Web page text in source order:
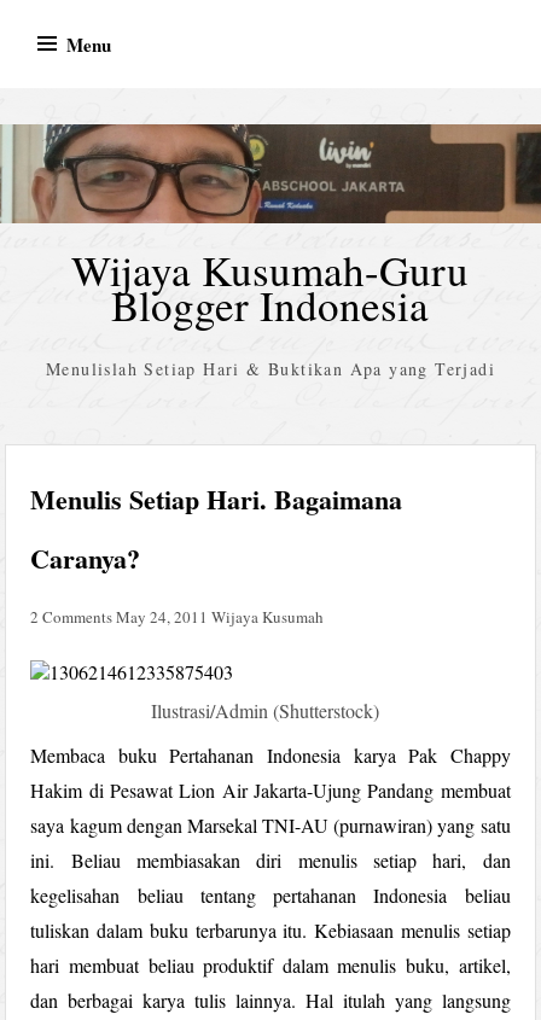
Menu
Wijaya Kusumah-Guru
Blogger Indonesia
Menulislah Setiap Hari & Buktikan Apa yang Terjadi
Menulis Setiap Hari. Bagaimana
Caranya?
2 CommentsMay 24, 2011 Wijaya Kusumah
Ilustrasi/Admin (Shutterstock)
Membaca buku Pertahanan Indonesia karya Pak Chappy
Hakim di Pesawat Lion Air Jakarta-Ujung Pandang membuat
saya kagum dengan Marsekal TNI-AU (purnawiran) yang satu
ini. Beliau membiasakan diri menulis setiap hari, dan
kegelisahan beliau tentang pertahanan Indonesia beliau
tuliskan dalam buku terbarunya itu. Kebiasaan menulis setiap
hari membuat beliau produktif dalam menulis buku, artikel,
dan berbagai karya tulis lainnya. Hal itulah yang langsung